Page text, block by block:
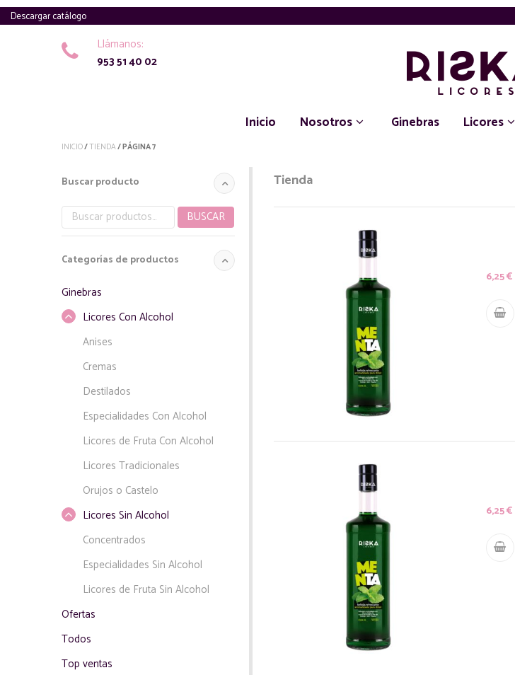
Descargar catálogo
Llámanos:
953 51 40 02
Inicio Nosotros Ginebras Licores
INICIO/TIENDA/ PÁGINA 7
Tienda
6,25€
6,25€
Buscar producto
Buscar
por:
BUSCAR
Categorías de productos
Ginebras
Licores Con Alcohol
Anises
Cremas
Destilados
Especialidades Con Alcohol
Licores de Fruta Con Alcohol
Licores Tradicionales
Orujos o Castelo
Licores Sin Alcohol
Concentrados
Especialidades Sin Alcohol
Licores de Fruta Sin Alcohol
Ofertas
Todos
Top ventas